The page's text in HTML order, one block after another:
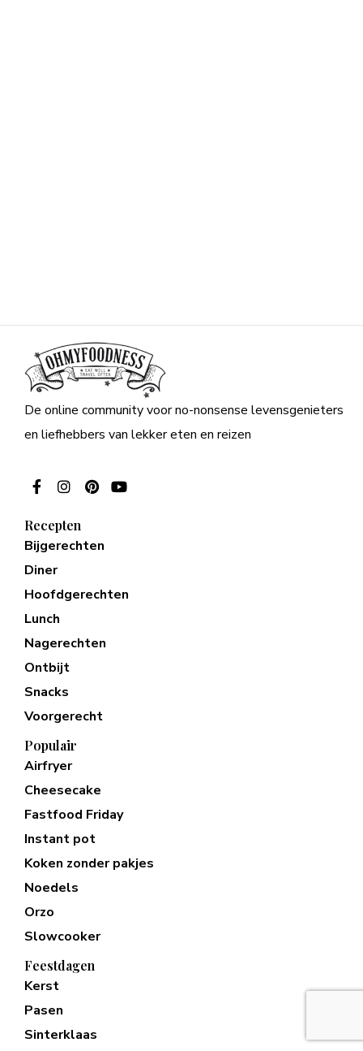
De online community voor no-nonsense levensgenieters
en liefhebbers van lekker eten en reizen
Recepten
Bijgerechten
Diner
Hoofdgerechten
Lunch
Nagerechten
Ontbijt
Snacks
Voorgerecht
Populair
Airfryer
Cheesecake
Fastfood Friday
Instant pot
Koken zonder pakjes
Noedels
Orzo
Slowcooker
Feestdagen
Kerst
Pasen
Sinterklaas